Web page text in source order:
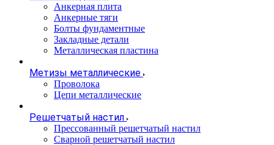
Анкерная плита
Анкерные тяги
Болты фундаментные
Закладные детали
Металлическая пластина
Метизы металлические
Проволока
Цепи металлические
Решетчатый настил
Прессованный решетчатый настил
Сварной решетчатый настил